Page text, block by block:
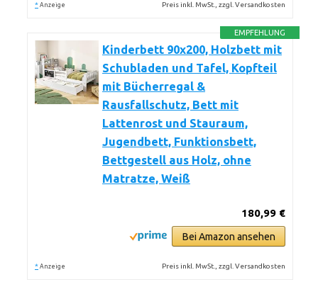
* Anzeige Preis inkl. MwSt., zzgl. Versandkosten
EMPFEHLUNG
Kinderbett 90x200, Holzbett mit
Schubladen und Tafel, Kopfteil
mit Bücherregal &
Rausfallschutz, Bett mit
Lattenrost und Stauraum,
Jugendbett, Funktionsbett,
Bettgestell aus Holz, ohne
Matratze, Weiß
180,99 €
Bei Amazon ansehen
* Anzeige Preis inkl. MwSt., zzgl. Versandkosten